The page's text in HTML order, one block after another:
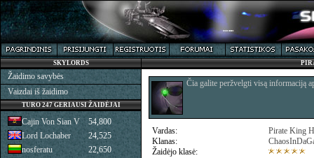
Čia galite peržvelgti visą informaciją
Vardas:
Klanas:
Žaidėjo klasė:
Pirate King
SKYLORDS
Žaidimo savybės
Vaizdai iš žaidimo
TURO 247 GERIAUSI ŽAIDĖJAI
Cajin Von Sian V
54,800
Lord Lochaber
24,525
nosferatu
22,650